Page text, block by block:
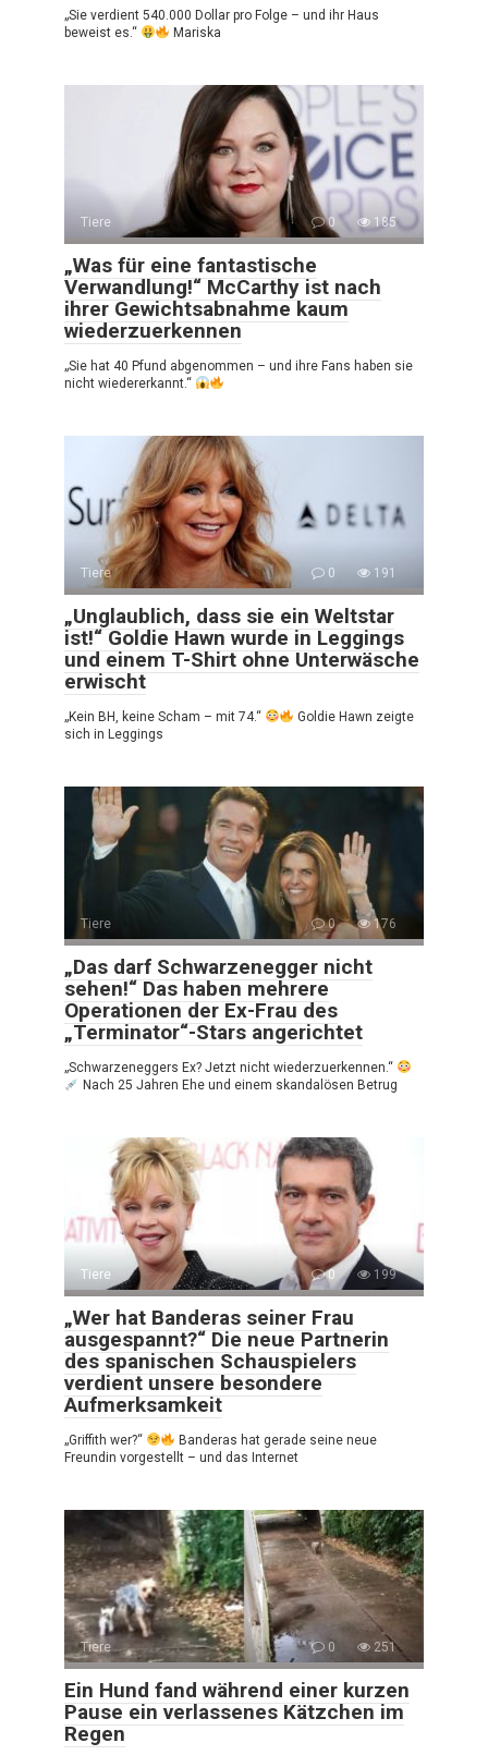
„Sie verdient 540.000 Dollar pro Folge – und ihr Haus
beweist es.“
Mariska
Tiere 0 185
„Was für eine fantastische
Verwandlung!“ McCarthy ist nach
ihrer Gewichtsabnahme kaum
wiederzuerkennen
„Sie hat 40 Pfund abgenommen – und ihre Fans haben sie
nicht wiedererkannt.“
Tiere 0 191
„Unglaublich, dass sie ein Weltstar
ist!“ Goldie Hawn wurde in Leggings
und einem T-Shirt ohne Unterwäsche
erwischt
„Kein BH, keine Scham – mit 74.“
Goldie Hawn zeigte
sich in Leggings
Tiere 0 176
„Das darf Schwarzenegger nicht
sehen!“ Das haben mehrere
Operationen der Ex-Frau des
„Terminator“-Stars angerichtet
„Schwarzeneggers Ex? Jetzt nicht wiederzuerkennen.“
Nach 25 Jahren Ehe und einem skandalösen Betrug
Tiere 0 199
„Wer hat Banderas seiner Frau
ausgespannt?“ Die neue Partnerin
des spanischen Schauspielers
verdient unsere besondere
Aufmerksamkeit
„Griffith wer?“
Banderas hat gerade seine neue
Freundin vorgestellt – und das Internet
Tiere 0 251
Ein Hund fand während einer kurzen
Pause ein verlassenes Kätzchen im
Regen